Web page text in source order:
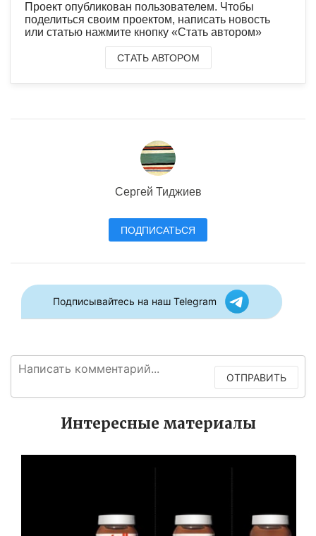
Проект опубликован пользователем. Чтобы
поделиться своим проектом, написать новость
или статью нажмите кнопку «Стать автором»
СТАТЬ АВТОРОМ
Сергей Тиджиев
ПОДПИСАТЬСЯ
Подписывайтесь на наш Telegram
ОТПРАВИТЬ
Интересные материалы